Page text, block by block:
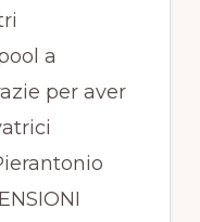
a
per aver